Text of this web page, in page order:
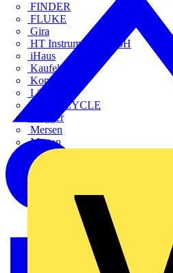
FINDER
FLUKE
Gira
HT Instruments GmbH
iHaus
Kaufel
Kopp
Lichtline
LIGHTCYCLE
Megger
Mersen
Merten